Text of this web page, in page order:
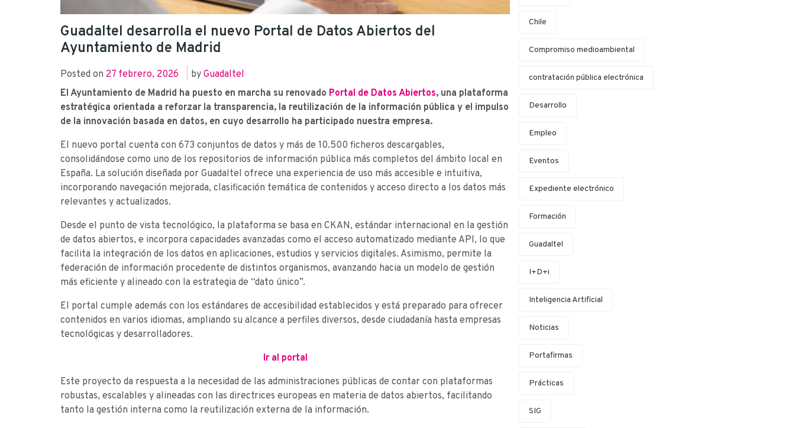
Guadaltel desarrolla el nuevo Portal de Datos Abiertos del
Ayuntamiento de Madrid
Posted on 27 febrero, 2026 by Guadaltel
El Ayuntamiento de Madrid ha puesto en marcha su renovado Portal de Datos Abiertos, una plataforma
estratégica orientada a reforzar la transparencia, la reutilización de la información pública y el impulso
de la innovación basada en datos, en cuyo desarrollo ha participado nuestra empresa.
El nuevo portal cuenta con 673 conjuntos de datos y más de 10.500 ficheros descargables,
consolidándose como uno de los repositorios de información pública más completos del ámbito local en
España. La solución diseñada por Guadaltel ofrece una experiencia de uso más accesible e intuitiva,
incorporando navegación mejorada, clasificación temática de contenidos y acceso directo a los datos más
relevantes y actualizados.
Desde el punto de vista tecnológico, la plataforma se basa en CKAN, estándar internacional en la gestión
de datos abiertos, e incorpora capacidades avanzadas como el acceso automatizado mediante API, lo que
facilita la integración de los datos en aplicaciones, estudios y servicios digitales. Asimismo, permite la
federación de información procedente de distintos organismos, avanzando hacia un modelo de gestión
más eficiente y alineado con la estrategia de “dato único”.
El portal cumple además con los estándares de accesibilidad establecidos y está preparado para ofrecer
contenidos en varios idiomas, ampliando su alcance a perfiles diversos, desde ciudadanía hasta empresas
tecnológicas y desarrolladores.
Ir al portal
Este proyecto da respuesta a la necesidad de las administraciones públicas de contar con plataformas
robustas, escalables y alineadas con las directrices europeas en materia de datos abiertos, facilitando
tanto la gestión interna como la reutilización externa de la información.
Chile
Compromiso medioambiental
contratación pública electrónica
Desarrollo
Empleo
Eventos
Expediente electrónico
Formación
Guadaltel
I+D+i
Inteligencia Artificial
Noticias
Portafirmas
Prácticas
SIG